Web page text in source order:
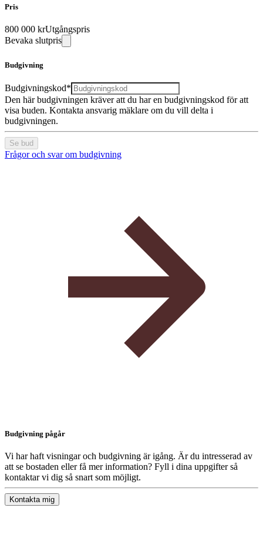
Pris
800 000 krUtgångspris
Bevaka slutpris
Budgivning
Budgivningskod*
Den här budgivningen kräver att du har en budgivningskod för att
visa buden. Kontakta ansvarig mäklare om du vill delta i
budgivningen.
Se bud
Frågor och svar om budgivning
Budgivning pågår
Vi har haft visningar och budgivning är igång. Är du intresserad av
att se bostaden eller få mer information? Fyll i dina uppgifter så
kontaktar vi dig så snart som möjligt.
Kontakta mig